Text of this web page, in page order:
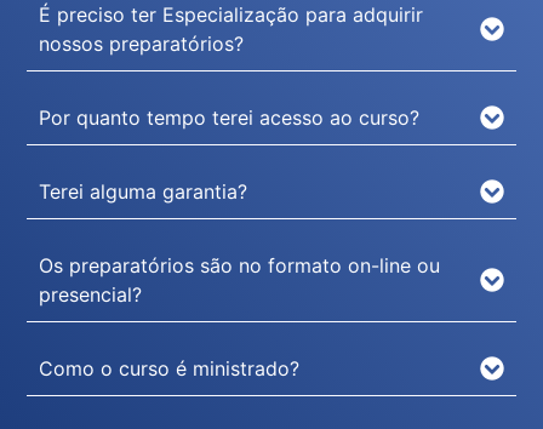
É preciso ter Especialização para adquirir
nossos preparatórios?
Por quanto tempo terei acesso ao curso?
Terei alguma garantia?
Os preparatórios são no formato on-line ou
presencial?
Como o curso é ministrado?